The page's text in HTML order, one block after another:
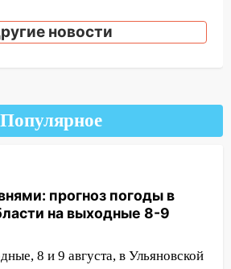
установили ещё
для крупногабаритного
открытым небом
госуниверситете
прибор для
могут вернуть деньги
закрывшегося фитнес-
Fitness»
новости
Популярное
прогноз погоды в
на выходные 8-9
8 и 9 августа, в Ульяновской